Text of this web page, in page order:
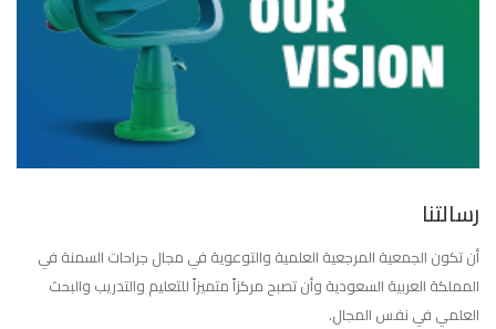
رسالتنا
أن تكون الجمعية المرجعية العلمية والتوعوية في مجال جراحات السمنة في
المملكة العربية السعودية وأن تصبح مركزاً متميزاً للتعليم والتدريب والبحث
العلمي في نفس المجال.